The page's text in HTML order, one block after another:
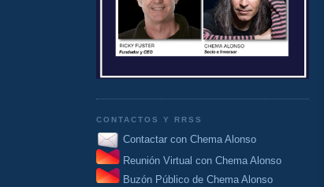
CONTACTOS Y RRSS
Contactar con Chema Alonso
Reunión Virtual con Chema Alonso
Buzón Público de Chema Alonso